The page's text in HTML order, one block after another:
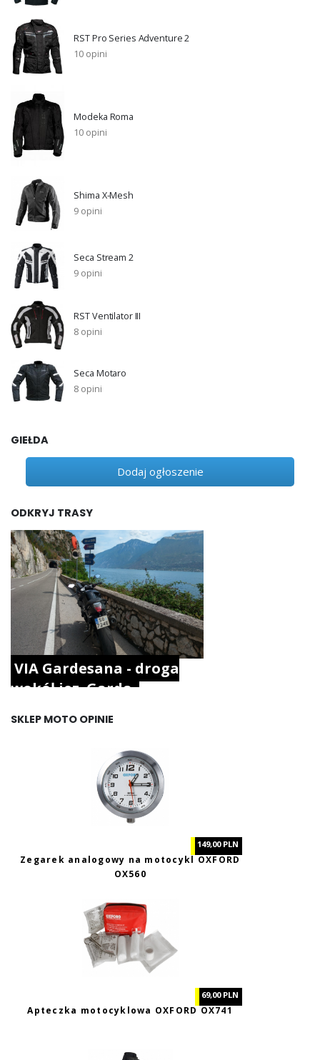
RST Pro Series Adventure 2
10 opini
Modeka Roma
10 opini
Shima X-Mesh
9 opini
Seca Stream 2
9 opini
RST Ventilator III
8 opini
Seca Motaro
8 opini
GIEŁDA
Dodaj ogłoszenie
ODKRYJ TRASY
VIA Gardesana - droga
wokół jez. Garda.
SKLEP MOTO OPINIE
149,00 PLN
Zegarek analogowy na motocykl OXFORD
OX560
69,00 PLN
Apteczka motocyklowa OXFORD OX741